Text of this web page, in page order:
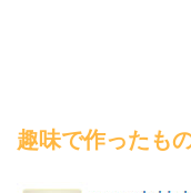
趣味で作ったも